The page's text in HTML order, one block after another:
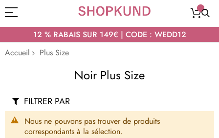
12 % RABAIS SUR 149€ | CODE : WEDD12
Accueil
Plus Size
Noir Plus Size
Nous ne pouvons pas trouver de produits
correspondants à la sélection.
FILTRER PAR